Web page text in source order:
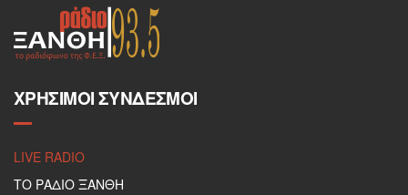
ΧΡΉΣΙΜΟΙ ΣΎΝΔΕΣΜΟΙ
LIVE RADIO
ΤΟ ΡΑΔΙΟ ΞΑΝΘΗ